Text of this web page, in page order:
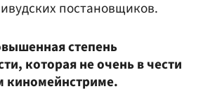
постановщиков.
степень
которая не очень в чести
киномейнстриме.